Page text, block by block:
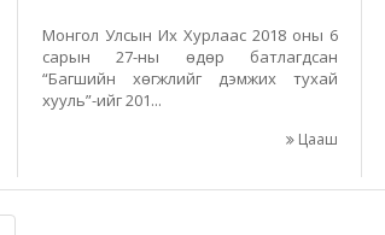
Монгол Улсын Их Хурлаас 2018 оны 6
сарын 27-ны өдөр батлагдсан
“Багшийн хөгжлийг дэмжих тухай
хууль”-ийг 201...
Цааш